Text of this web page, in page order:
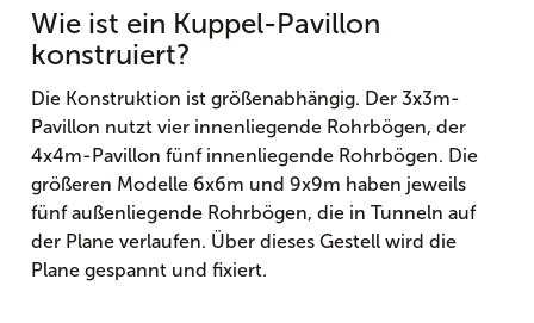
Wie ist ein Kuppel-Pavillon
konstruiert?
Die Konstruktion ist größenabhängig. Der 3x3m-
Pavillon nutzt vier innenliegende Rohrbögen, der
4x4m-Pavillon fünf innenliegende Rohrbögen. Die
größeren Modelle 6x6m und 9x9m haben jeweils
fünf außenliegende Rohrbögen, die in Tunneln auf
der Plane verlaufen. Über dieses Gestell wird die
Plane gespannt und fixiert.